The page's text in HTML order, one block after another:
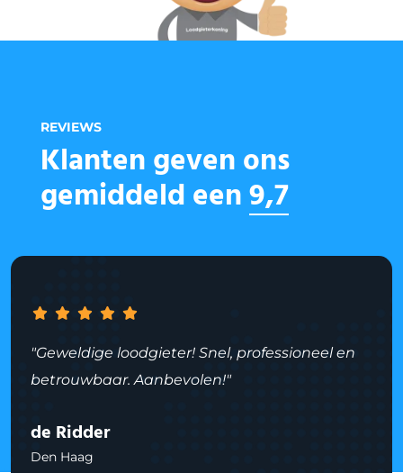
REVIEWS
Klanten geven ons
gemiddeld een 9,7
"Geweldige loodgieter! Snel, professioneel en
betrouwbaar. Aanbevolen!"
de Ridder
Den Haag